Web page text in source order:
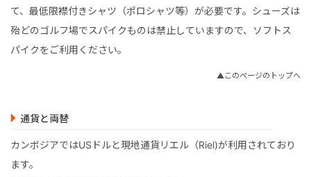
て、最低限襟付きシャツ（ポロシャツ等）が必要です。シューズは
殆どのゴルフ場でスパイクものは禁止していますので、ソフトス
パイクをご利用ください。
▲このページのトップへ
通貨と両替
カンボジアではUSドルと現地通貨リエル（Riel)が利用されており
ます。